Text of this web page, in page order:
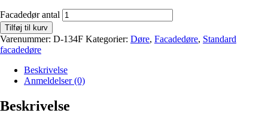
Facadedør antal
Tilføj til kurv
Varenummer: D-134F Kategorier: Døre, Facadedøre, Standard
facadedøre
Beskrivelse
Anmeldelser (0)
Beskrivelse